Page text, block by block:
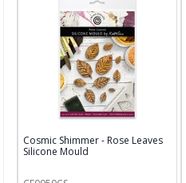
Cosmic Shimmer - Rose Leaves
Silicone Mould